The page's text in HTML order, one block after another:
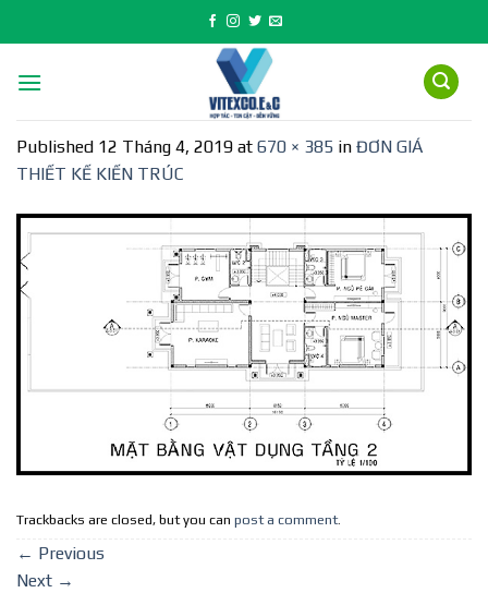
to
Published 12 Tháng 4, 2019 at 670 × 385 in ĐƠN GIÁ
THIẾT KẾ KIẾN TRÚC
Trackbacks are closed, but you can post a comment.
← Previous
Next →